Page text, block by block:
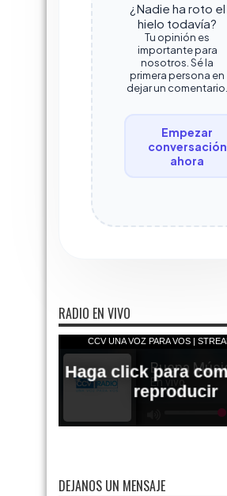
¿Nadie ha roto el
hielo todavía?
Tu opinión es
importante para
nosotros. Sé la
primera persona en
dejar un comentario.
Empezar
conversación
ahora
RADIO EN VIVO
DEJANOS UN MENSAJE